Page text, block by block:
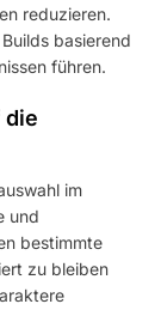
reduzieren.
basierend
führen.
die
im
und
bestimmte
zu bleiben